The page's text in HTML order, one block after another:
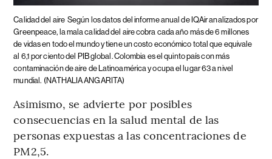
Calidad del aire Según los datos del informe anual de IQAir analizados por
Greenpeace, la mala calidad del aire cobra cada año más de 6 millones
de vidas en todo el mundo y tiene un costo económico total que equivale
al 6,1 por ciento del PIB global. Colombia es el quinto país con más
contaminación de aire de Latinoamérica y ocupa el lugar 63 a nivel
mundial. (NATHALIA ANGARITA)
Asimismo, se advierte por posibles
consecuencias en la salud mental de las
personas expuestas a las concentraciones de
PM2,5.